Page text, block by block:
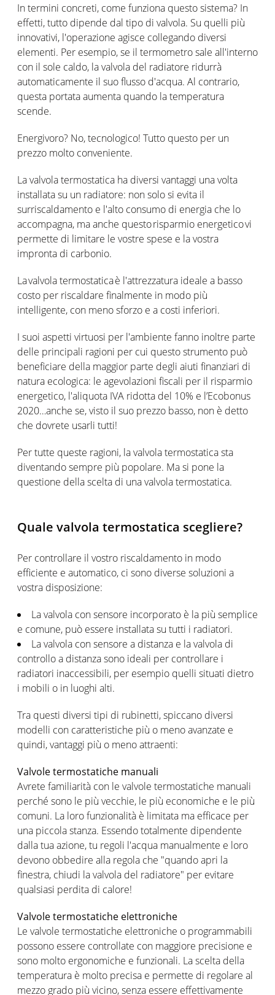
In termini concreti, come funziona questo sistema? In
effetti, tutto dipende dal tipo di valvola. Su quelli più
innovativi, l'operazione agisce collegando diversi
elementi. Per esempio, se il termometro sale all'interno
con il sole caldo, la valvola del radiatore ridurrà
automaticamente il suo flusso d'acqua. Al contrario,
questa portata aumenta quando la temperatura
scende.
Energivoro? No, tecnologico! Tutto questo per un
prezzo molto conveniente.
La valvola termostatica ha diversi vantaggi una volta
installata su un radiatore: non solo si evita il
surriscaldamento e l'alto consumo di energia che lo
accompagna, ma anche questo risparmio energetico vi
permette di limitare le vostre spese e la vostra
impronta di carbonio.
La valvola termostatica è l'attrezzatura ideale a basso
costo per riscaldare finalmente in modo più
intelligente, con meno sforzo e a costi inferiori.
I suoi aspetti virtuosi per l'ambiente fanno inoltre parte
delle principali ragioni per cui questo strumento può
beneficiare della maggior parte degli aiuti finanziari di
natura ecologica: le agevolazioni fiscali per il risparmio
energetico, l'aliquota IVA ridotta del 10% e l’Ecobonus
2020…anche se, visto il suo prezzo basso, non è detto
che dovrete usarli tutti!
Per tutte queste ragioni, la valvola termostatica sta
diventando sempre più popolare. Ma si pone la
questione della scelta di una valvola termostatica.
Quale valvola termostatica scegliere?
Per controllare il vostro riscaldamento in modo
efficiente e automatico, ci sono diverse soluzioni a
vostra disposizione:
La valvola con sensore incorporato è la più semplice
e comune, può essere installata su tutti i radiatori.
La valvola con sensore a distanza e la valvola di
controllo a distanza sono ideali per controllare i
radiatori inaccessibili, per esempio quelli situati dietro
i mobili o in luoghi alti.
Tra questi diversi tipi di rubinetti, spiccano diversi
modelli con caratteristiche più o meno avanzate e
quindi, vantaggi più o meno attraenti:
Valvole termostatiche manuali
Avrete familiarità con le valvole termostatiche manuali
perché sono le più vecchie, le più economiche e le più
comuni. La loro funzionalità è limitata ma efficace per
una piccola stanza. Essendo totalmente dipendente
dalla tua azione, tu regoli l'acqua manualmente e loro
devono obbedire alla regola che "quando apri la
finestra, chiudi la valvola del radiatore" per evitare
qualsiasi perdita di calore!
Valvole termostatiche elettroniche
Le valvole termostatiche elettroniche o programmabili
possono essere controllate con maggiore precisione e
sono molto ergonomiche e funzionali. La scelta della
temperatura è molto precisa e permette di regolare al
mezzo grado più vicino, senza essere effettivamente